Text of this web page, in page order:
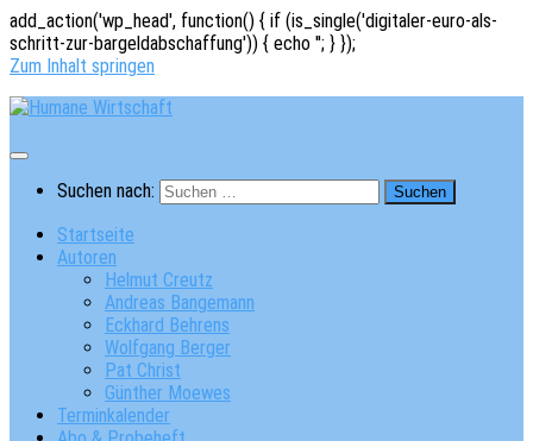
add_action('wp_head', function() { if (is_single('digitaler-euro-als-
schritt-zur-bargeldabschaffung')) { echo ''; } });
Zum Inhalt springen
Suchen nach:
Startseite
Autoren
Helmut Creutz
Andreas Bangemann
Eckhard Behrens
Wolfgang Berger
Pat Christ
Günther Moewes
Terminkalender